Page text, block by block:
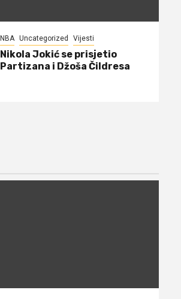
NBA Uncategorized Vijesti
Nikola Jokić se prisjetio
Partizana i Džoša Čildresa